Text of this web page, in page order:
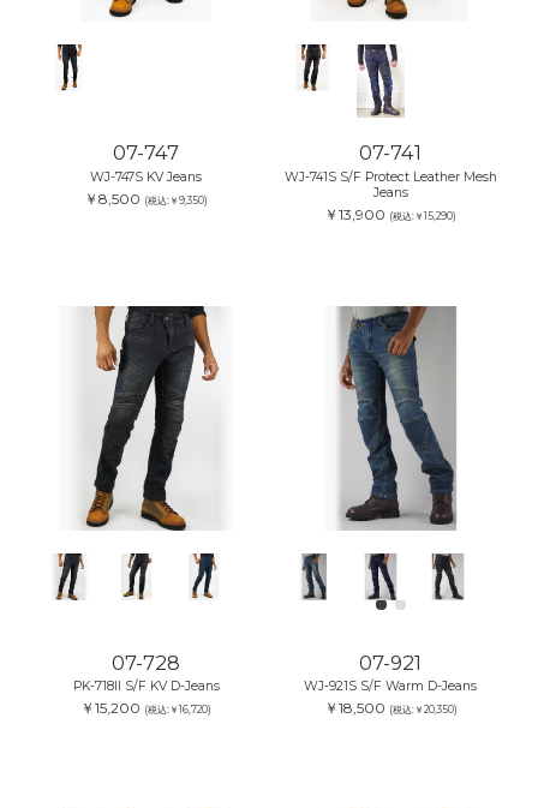
07-747
WJ-747S KV Jeans
￥8,500 (税込:￥9,350)
07-741
WJ-741S S/F Protect Leather Mesh
Jeans
￥13,900 (税込:￥15,290)
07-728
PK-718II S/F KV D-Jeans
￥15,200 (税込:￥16,720)
07-921
WJ-921S S/F Warm D-Jeans
￥18,500 (税込:￥20,350)